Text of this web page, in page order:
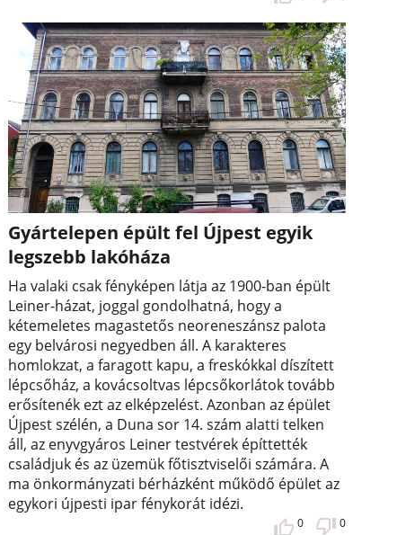
Gyártelepen épült fel Újpest egyik
legszebb lakóháza
Ha valaki csak fényképen látja az 1900-ban épült
Leiner-házat, joggal gondolhatná, hogy a
kétemeletes magastetős neoreneszánsz palota
egy belvárosi negyedben áll. A karakteres
homlokzat, a faragott kapu, a freskókkal díszített
lépcsőház, a kovácsoltvas lépcsőkorlátok tovább
erősítenék ezt az elképzelést. Azonban az épület
Újpest szélén, a Duna sor 14. szám alatti telken
áll, az enyvgyáros Leiner testvérek építtették
családjuk és az üzemük főtisztviselői számára. A
ma önkormányzati bérházként működő épület az
egykori újpesti ipar fénykorát idézi.
0 0